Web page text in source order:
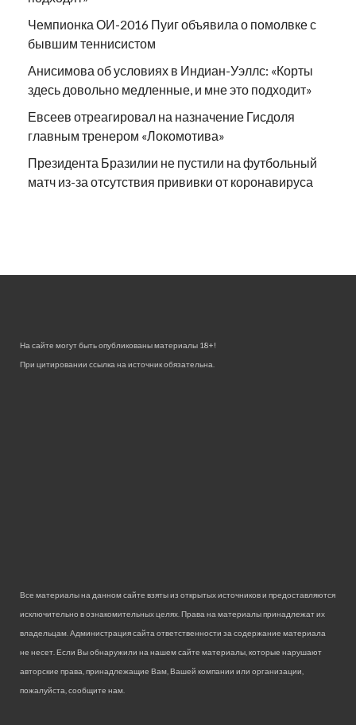
Чемпионка ОИ-2016 Пуиг объявила о помолвке с
бывшим теннисистом
Анисимова об условиях в Индиан-Уэллс: «Корты
здесь довольно медленные, и мне это подходит»
Евсеев отреагировал на назначение Гисдоля
главным тренером «Локомотива»
Президента Бразилии не пустили на футбольный
матч из-за отсутствия прививки от коронавируса
На сайте могут быть опубликованы материалы 18+!
При цитировании ссылка на источник обязательна.
Все материалы на данном сайте взяты из открытых источников и предоставляются
исключительно в ознакомительных целях. Права на материалы принадлежат их
владельцам. Администрация сайта ответственности за содержание материала
не несет. Если Вы обнаружили на нашем сайте материалы, которые нарушают
авторские права, принадлежащие Вам, Вашей компании или организации,
пожалуйста, сообщите нам.